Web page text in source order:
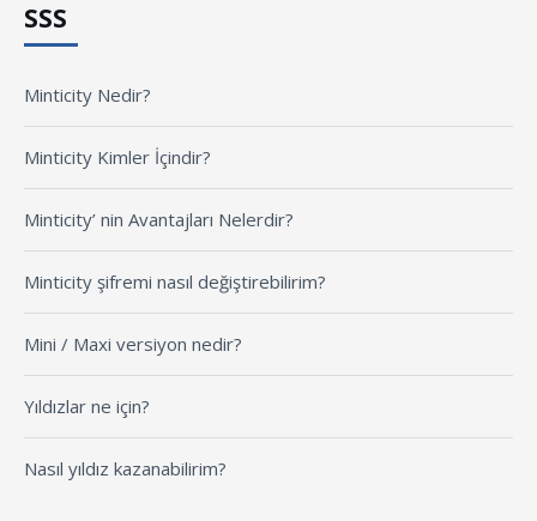
SSS
Minticity Nedir?
Minticity Kimler İçindir?
Minticity’ nin Avantajları Nelerdir?
Minticity şifremi nasıl değiştirebilirim?
Mini / Maxi versiyon nedir?
Yıldızlar ne için?
Nasıl yıldız kazanabilirim?